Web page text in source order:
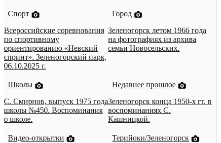
Спорт
Всероссийские соревнования
по спортивному
ориентированию «Невский
спринт». Зеленогорский парк,
06.10.2025 г.
Город
Зеленогорск летом 1966 года
на фотографиях из архива
семьи Новосельских.
Школы
С. Смирнов, выпуск 1975 года
школы №450. Воспоминания
о школе.
Недавнее прошлое
Зеленогорск конца 1950-х гг. в
воспоминаниях С.
Кашницкой.
Видео-открытки
Терийоки/Зеленогорск